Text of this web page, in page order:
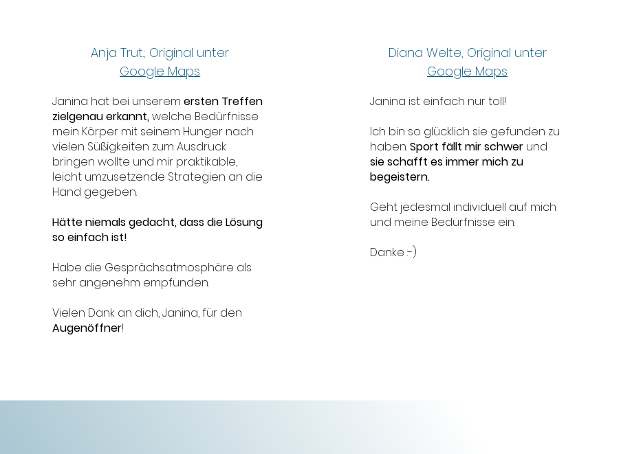
Anja Trut.; Original unter
Google Maps
Janina hat bei unseremersten Treffen
zielgenau erkannt,welche Bedürfnisse
mein Körper mit seinem Hunger nach
vielen Süßigkeiten zum Ausdruck
bringen wollte und mir praktikable,
leicht umzusetzende Strategien an die
Hand gegeben.
Hätte niemals gedacht, dass die Lösung
so einfach ist!
Habe die Gesprächsatmosphäre als
sehr angenehm empfunden.
Vielen Dank an dich, Janina, für den
Augenöffner!
Diana Welte, Original unter
Google Maps
Janina ist einfach nur toll!
Ich bin so glücklich sie gefunden zu
haben.Sport fällt mir schwer und
sie schafft es immer mich zu
begeistern.
Geht jedesmal individuell auf mich
und meine Bedürfnisse ein.
Danke :-)